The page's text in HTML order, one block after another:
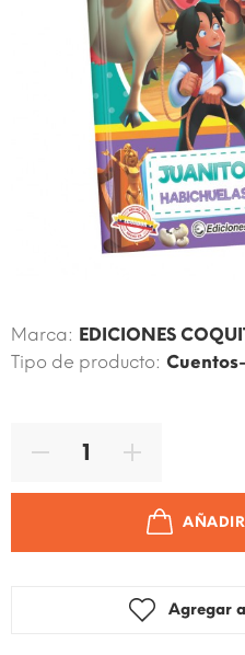
Marca: EDICIONES
Tipo de producto:
Agregar